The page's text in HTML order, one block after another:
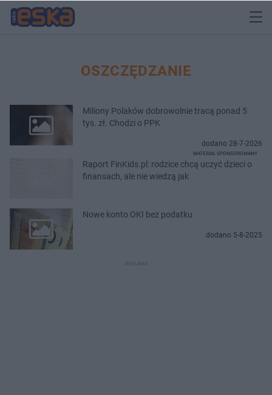
OSZCZĘDZANIE
Miliony Polaków dobrowolnie tracą ponad 5
tys. zł. Chodzi o PPK
dodano 28-7-2026
Raport FinKids.pl: rodzice chcą uczyć dzieci o
finansach, ale nie wiedzą jak
MATERIAŁ SPONSOROWANY
Nowe konto OKI bez podatku
dodano 5-8-2025